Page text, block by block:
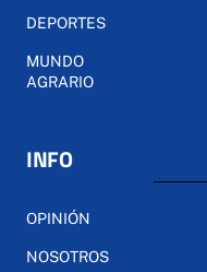
DEPORTES
MUNDO
AGRARIO
INFO
OPINIÓN
NOSOTROS